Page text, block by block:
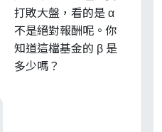
打敗大盤，看的是 α
不是絕對報酬呢。你
知道這檔基金的 β 是
多少嗎？